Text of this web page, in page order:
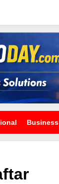
Business